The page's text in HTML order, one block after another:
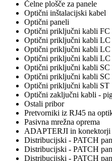
Čelne plošče za panele
Optični inštalacijski kabel
Optični paneli
Optični priključni kabli FC
Optični priključni kabli LC
Optični priključni kabli LC
Optični priključni kabli LC
Optični priključni kabli SC
Optični priključni kabli SC
Optični priključni kabli ST
Optični zaključni kabli -
Ostali pribor
Pretvorniki iz RJ45 na
Pasivna mrežna oprema
ADAPTERJI in konektorji
Distribucijski - PATCH
Distribucijski - PATCH
Distribucijski - PATCH